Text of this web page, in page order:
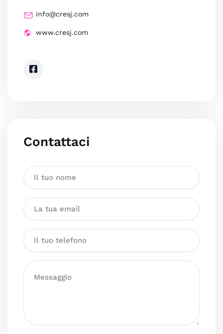
info@cresj.com
www.cresj.com
Contattaci